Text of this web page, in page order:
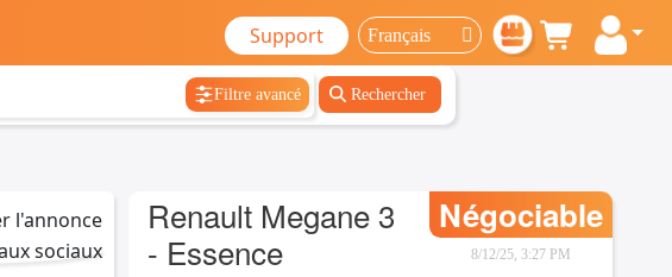
Support
Filtre avancé Rechercher
Renault Megane 3
- Essence
Négociable
8/12/25, 3:27 PM